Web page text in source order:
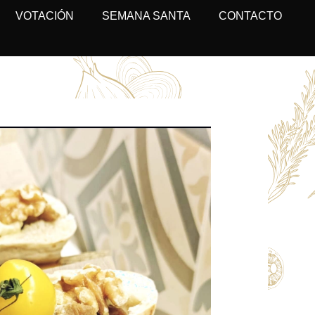
VOTACIÓN SEMANA SANTA CONTACTO